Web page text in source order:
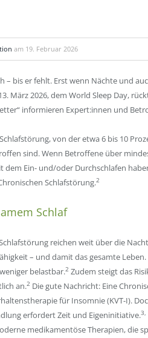
am 19. Februar 2026
– bis er fehlt. Erst wenn Nächte und
März 2026, dem World Sleep Day,
informieren Expert:innen und
von der etwa 6 bis 10
sind. Wenn Betroffene über
dem Ein- und/oder Durchschlafen
Schlafstörung.2
Schlaf
reichen weit über die
– und damit das gesamte
belastbar.2 Zudem steigt das
an.2 Die gute Nachricht: Eine
für Insomnie (KVT-I).
erfordert Zeit und Eigeninitiative.3,
medikamentöse Therapien, die